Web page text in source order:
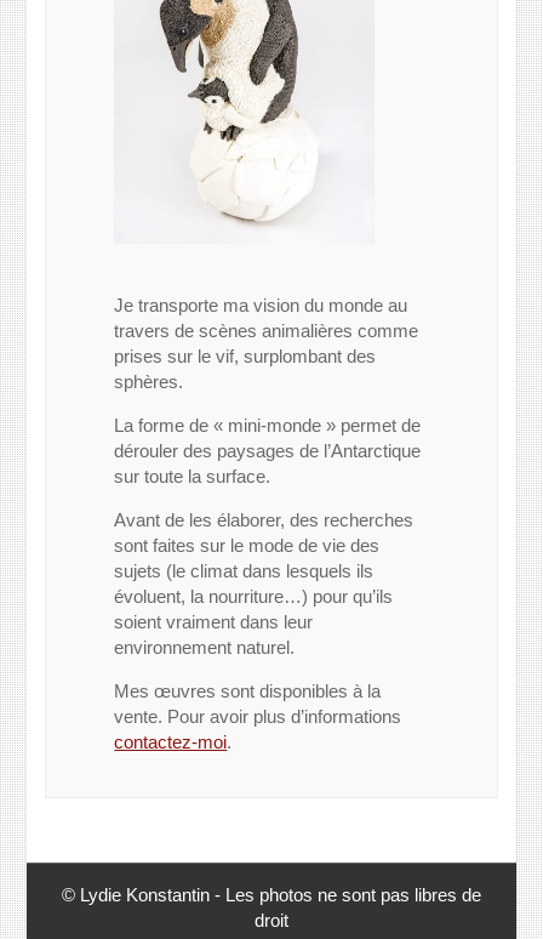
Je transporte ma vision du monde au
travers de scènes animalières comme
prises sur le vif, surplombant des
sphères.
La forme de « mini-monde » permet de
dérouler des paysages de l’Antarctique
sur toute la surface.
Avant de les élaborer, des recherches
sont faites sur le mode de vie des
sujets (le climat dans lesquels ils
évoluent, la nourriture…) pour qu’ils
soient vraiment dans leur
environnement naturel.
Mes œuvres sont disponibles à la
vente. Pour avoir plus d’informations
contactez-moi.
© Lydie Konstantin - Les photos ne sont pas libres de
droit